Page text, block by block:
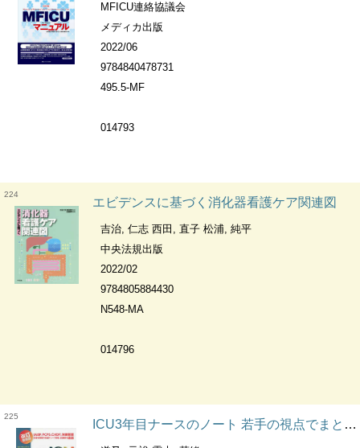
MFICU連絡協議会
メディカ出版
2022/06
9784840478731
495.5-MF
014793
224
エビデンスに基づく消化器看護ケア関連図
吉治, 仁志 西田, 直子 松浦, 純平
中央法規出版
2022/02
9784805884430
N548-MA
014796
225
ICU3年目ナースのノート 若手の視点でまとめたノートに認定ナースが実践的なアドバイス